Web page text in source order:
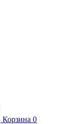
Корзина 0